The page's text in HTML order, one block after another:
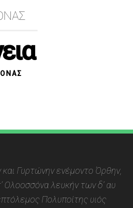
και Γυρτώνην ενέμοντο Όρθην,
Ολοοσσόνα λευκήν των δ’ αυ
Πολυποίτης υιός